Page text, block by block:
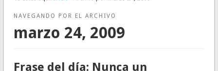
NAVEGANDO POR EL ARCHIVO
marzo 24, 2009
Frase del día: Nunca un